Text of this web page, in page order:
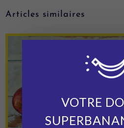
Articles similaires
VOTRE